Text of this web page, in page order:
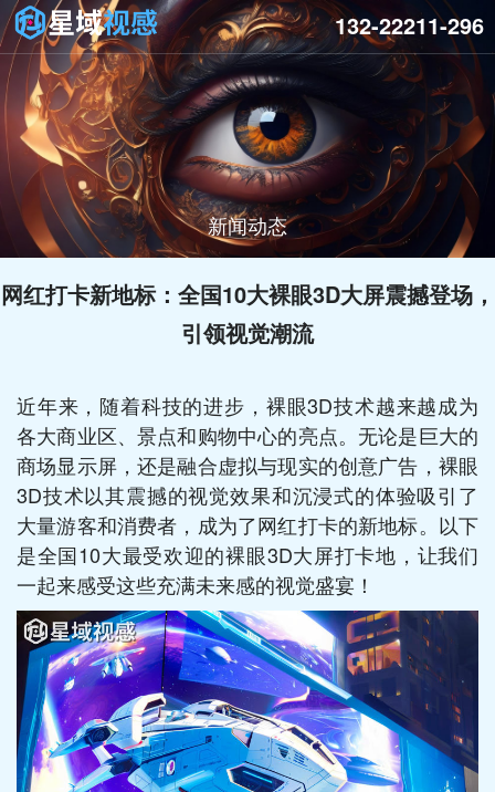
新闻动态
132-22211-296
网红打卡新地标：全国10大裸眼3D大屏震撼登场，
引领视觉潮流
近年来，随着科技的进步，裸眼3D技术越来越成为
各大商业区、景点和购物中心的亮点。无论是巨大的
商场显示屏，还是融合虚拟与现实的创意广告，裸眼
3D技术以其震撼的视觉效果和沉浸式的体验吸引了
大量游客和消费者，成为了网红打卡的新地标。以下
是全国10大最受欢迎的裸眼3D大屏打卡地，让我们
一起来感受这些充满未来感的视觉盛宴！